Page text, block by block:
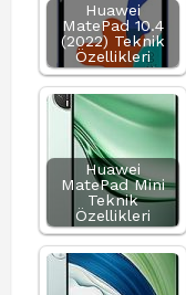
Huawei
MatePad 10.4
(2022) Teknik
Özellikleri
Huawei
MatePad Mini
Teknik
Özellikleri